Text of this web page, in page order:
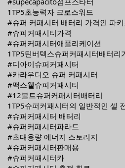
1TP5초능력자 크로스워드
#슈퍼 커패시터 배터리 가격인 파
#슈퍼커패시터가격
#슈퍼커패시터애플리케이션
1TP5틴버텍스슈퍼커패시터배터리
#디아이슈퍼커패시터
#카라우디오 슈퍼 커패시터
#맥스웰슈퍼커패시터
#12볼트슈퍼커패시터배터리
1TP5슈퍼커패시터의 일반적인 셀
#슈퍼커패시터 배터리
#슈퍼커패시터파라드
#초대용량 에너지 스토리지
#슈퍼커패시터판매용
#슈퍼커패시터카